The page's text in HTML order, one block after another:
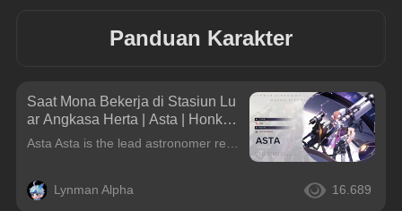
Panduan Karakter
Saat Mona Bekerja di Stasiun Lu
ar Angkasa Herta | Asta | Honkai:
Panduan Karakter Rel Bintang [v
Lynman Alpha 16.689